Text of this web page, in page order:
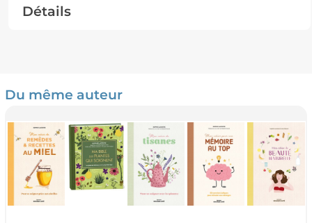
Détails
Du même auteur